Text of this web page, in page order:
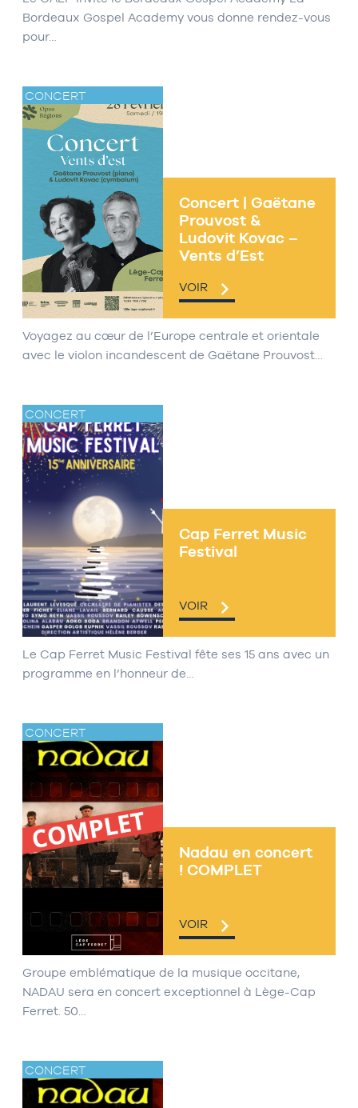
Bordeaux Gospel Academy vous donne rendez-vous
pour…
CONCERT
Concert | Gaëtane
Prouvost &
Ludovit Kovac –
Vents d’Est
VOIR
Voyagez au cœur de l’Europe centrale et orientale
avec le violon incandescent de Gaëtane Prouvost…
CONCERT
Cap Ferret Music
Festival
VOIR
Le Cap Ferret Music Festival fête ses 15 ans avec un
programme en l’honneur de…
CONCERT
Nadau en concert
! COMPLET
VOIR
Groupe emblématique de la musique occitane,
NADAU sera en concert exceptionnel à Lège-Cap
Ferret. 50…
CONCERT